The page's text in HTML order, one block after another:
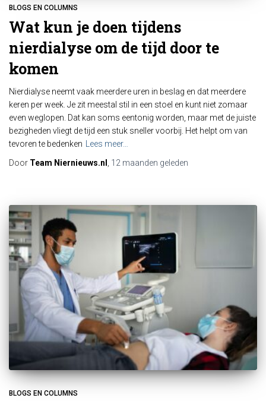
BLOGS EN COLUMNS
Wat kun je doen tijdens
nierdialyse om de tijd door te
komen
Nierdialyse neemt vaak meerdere uren in beslag en dat meerdere
keren per week. Je zit meestal stil in een stoel en kunt niet zomaar
even weglopen. Dat kan soms eentonig worden, maar met de juiste
bezigheden vliegt de tijd een stuk sneller voorbij. Het helpt om van
tevoren te bedenken
Lees meer…
Door Team Niernieuws.nl 12 maanden geleden
BLOGS EN COLUMNS